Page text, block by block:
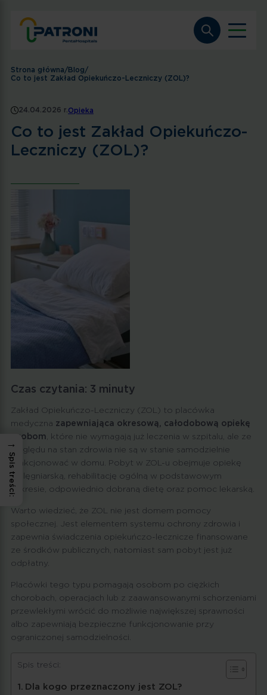
Strona główna/Blog/
Co to jest Zakład Opiekuńczo-Leczniczy (ZOL)?
24.04.2026 r. Opieka
Co to jest Zakład Opiekuńczo-
Leczniczy (ZOL)?
Czas czytania: 3 minuty
Zakład Opiekuńczo-Leczniczy (ZOL) to placówka
medyczna zapewniająca okresową, całodobową opiekę
osobom, które nie wymagają już leczenia w szpitalu, ale ze
względu na stan zdrowia nie są w stanie samodzielnie
funkcjonować w domu. Pobyt w ZOL-u obejmuje opiekę
pielęgniarską, rehabilitację ogólną w podstawowym
zakresie, odpowiednio dobraną dietę oraz pomoc lekarską.
Warto wiedzieć, że ZOL nie jest domem pomocy
społecznej. Jest elementem systemu ochrony zdrowia i
zapewnia świadczenia opiekuńczo-lecznicze finansowane
ze środków publicznych, natomiast sam pobyt jest już
odpłatny.
Placówki tego typu pomagają osobom po ciężkich
chorobach, operacjach lub z zaawansowanymi schorzeniami
przewlekłymi wrócić do możliwie największej sprawności
albo zapewniają bezpieczne funkcjonowanie przy
ograniczonej samodzielności.
Spis treści:
Dla kogo przeznaczony jest ZOL?
→
Spis treści: